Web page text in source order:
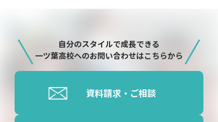
自分のスタイルで成長できる
一ツ葉高校へのお問い合わせはこちらから
資料請求・ご相談